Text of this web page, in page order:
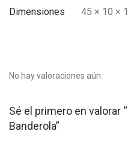
Dimensiones 45 × 10 ×
No hay valoraciones aún.
Sé el primero en valorar
Banderola”